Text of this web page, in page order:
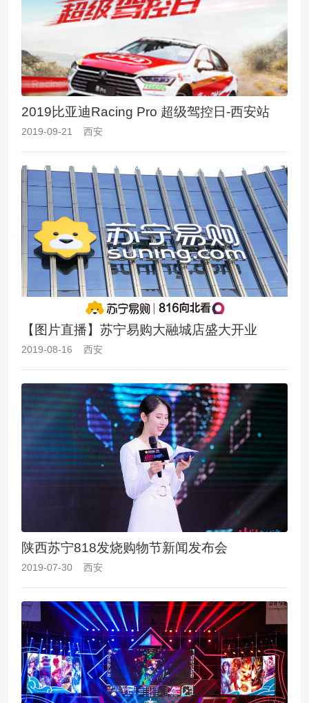
2019比亚迪Racing Pro 超级驾控日-西安站
2019-09-21 西安
【图片直播】苏宁易购大融城店盛大开业
2019-08-16 西安
陕西苏宁818发烧购物节新闻发布会
2019-07-30 西安